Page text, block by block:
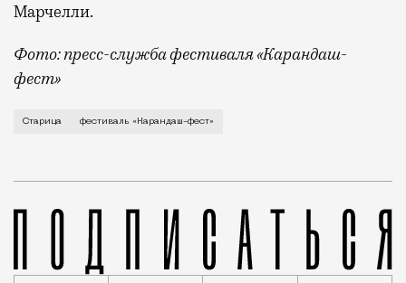
Марчелли.
Фото: пресс-служба фестиваля «Карандаш-
фест»
В минувший уикенд маленькая Старица в
Старица фестиваль «Карандаш-фест»